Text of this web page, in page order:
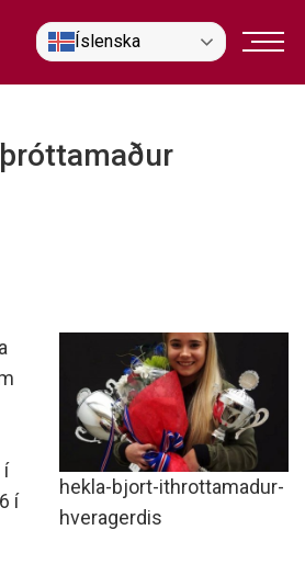
Íslenska
hekla-bjort-ithrottamadur-
hveragerdis
í
í